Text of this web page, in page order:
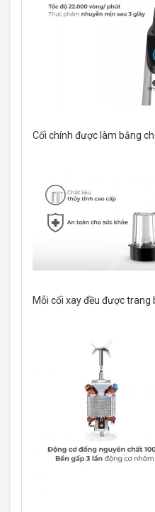
Cối chính được làm bằng
Mỗi cối xay đều được